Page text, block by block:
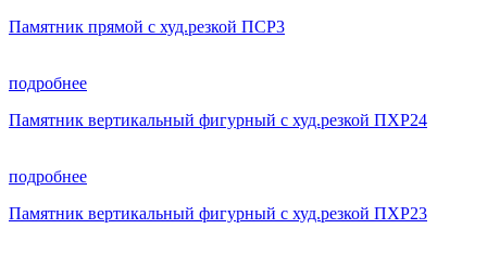
Памятник прямой с худ.резкой ПСР3
подробнее
Памятник вертикальный фигурный с худ.резкой ПХР24
подробнее
Памятник вертикальный фигурный с худ.резкой ПХР23